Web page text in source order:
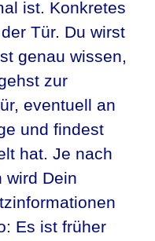
ist. Konkretes
Tür. Du wirst
genau wissen,
zur
eventuell an
und findest
hat. Je nach
wird Dein
Es ist früher